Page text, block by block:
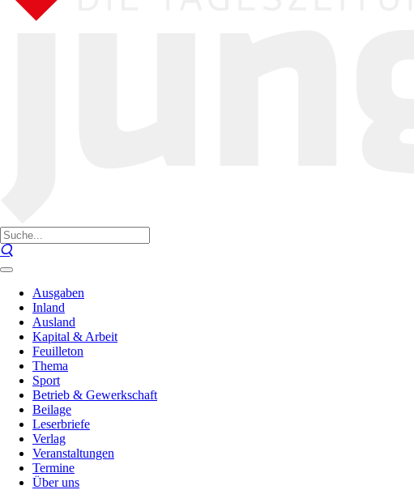
Ausgaben
Inland
Ausland
Kapital & Arbeit
Feuilleton
Thema
Sport
Betrieb & Gewerkschaft
Beilage
Leserbriefe
Verlag
Veranstaltungen
Termine
Über uns